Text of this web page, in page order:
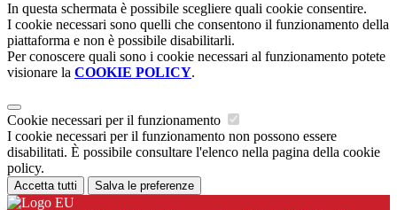
In questa schermata è possibile scegliere quali cookie consentire.
I cookie necessari sono quelli che consentono il funzionamento della
piattaforma e non è possibile disabilitarli.
Per conoscere quali sono i cookie necessari al funzionamento potete
visionare la COOKIE POLICY.
Cookie necessari per il funzionamento
I cookie necessari per il funzionamento non possono essere
disabilitati. È possibile consultare l'elenco nella pagina della cookie
policy.
Accetta tutti Salva le preferenze